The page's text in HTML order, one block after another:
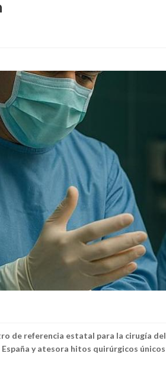
de referencia estatal para la cirugía
y atesora hitos quirúrgicos únicos